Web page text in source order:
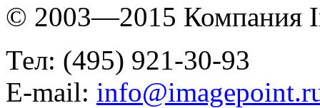
© 2003—2015 Компания
Тел: (495) 921-30-93
E-mail: